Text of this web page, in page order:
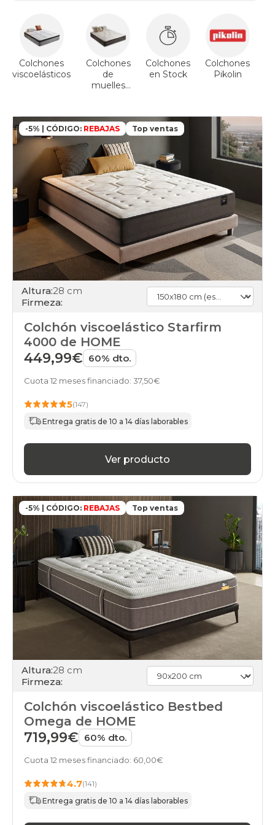
Colchones
viscoelásticos
Colchones
de
muelles
Colchones
en Stock
Colchones
Pikolin
-5% | CÓDIGO: REBAJAS Top ventas
Altura:28 cm
Firmeza:
Colchón viscoelástico Starfirm
4000 de HOME
449,99€ 60% dto.
Cuota 12 meses financiado: 37,50€
5(147)
Entrega gratis de 10 a 14 días laborables
Ver producto
-5% | CÓDIGO: REBAJAS Top ventas
Altura:28 cm
Firmeza:
Colchón viscoelástico Bestbed
Omega de HOME
719,99€ 60% dto.
Cuota 12 meses financiado: 60,00€
4.7(141)
Entrega gratis de 10 a 14 días laborables